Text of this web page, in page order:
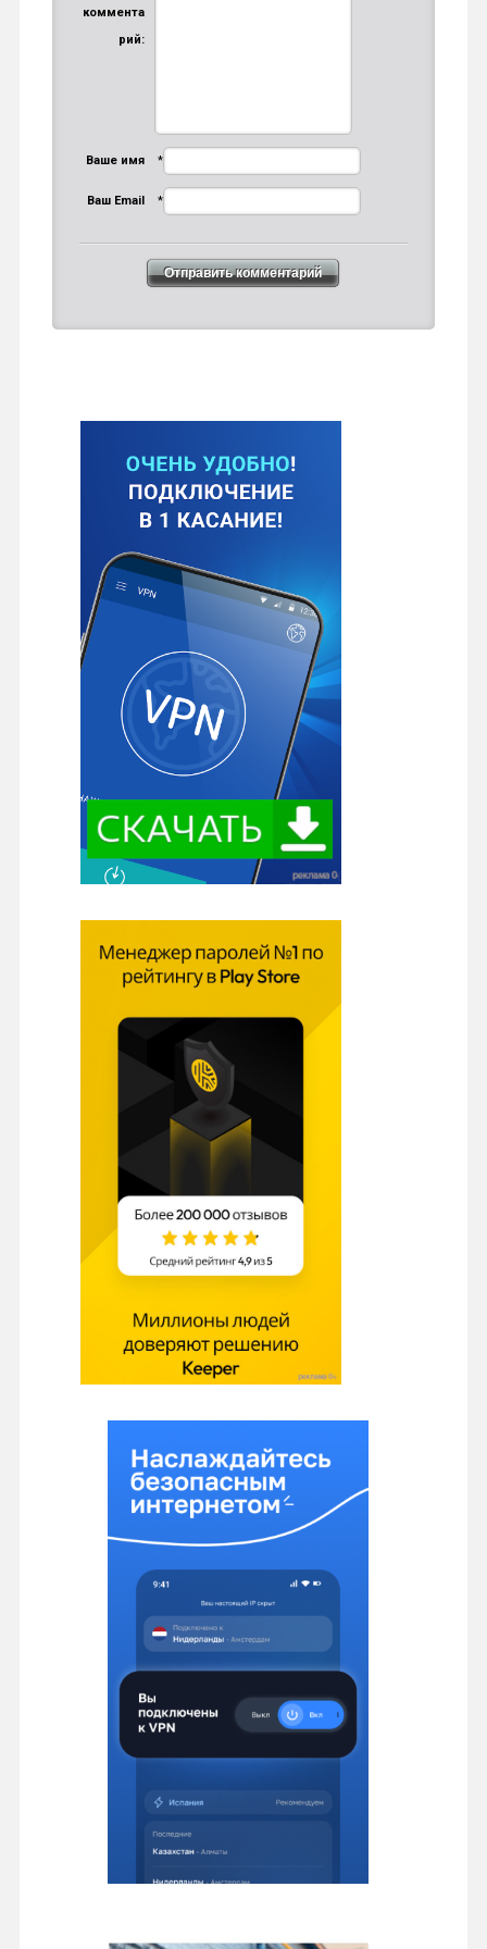
коммента
рий:
Ваше имя *
Ваш Email *